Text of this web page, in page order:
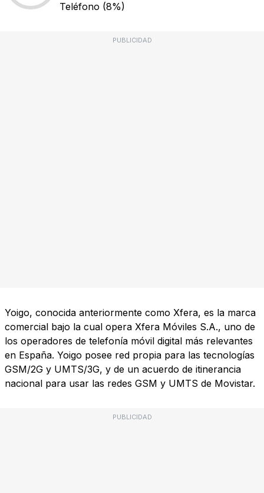
Teléfono (8%)
PUBLICIDAD
Yoigo, conocida anteriormente como Xfera, es la marca
comercial bajo la cual opera Xfera Móviles S.A., uno de
los operadores de telefonía móvil digital más relevantes
en España. Yoigo posee red propia para las tecnologías
GSM/2G y UMTS/3G, y de un acuerdo de itinerancia
nacional para usar las redes GSM y UMTS de Movistar.
PUBLICIDAD